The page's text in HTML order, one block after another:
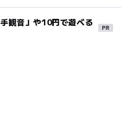
観音」や10円で遊べる